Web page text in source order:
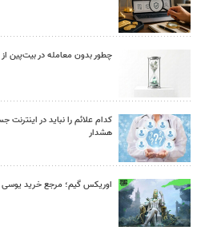
چطور بدون معامله در بیت‌پین از
کدام علائم را نباید در
هشدار
اوریکس گیم؛ مرجع خرید یوسی